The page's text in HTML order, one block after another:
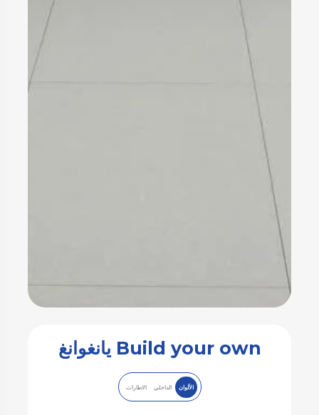
Build your own يانغوانغ
الألوان الداخلي الاطارات